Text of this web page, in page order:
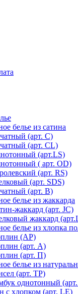
белье из сатина
(арт. С)
(арт. СL)
(арт.LS)
( арт. OD)
(арт. RS)
(арт. SDS)
(арт. В)
белье из жаккарда
жаккард (арт. JC)
жаккард
белье из хлопка
(AP)
(арт. А)
(арт. П)
белье из
(арт. ТР)
однотонный
с хлопком (арт. LE)